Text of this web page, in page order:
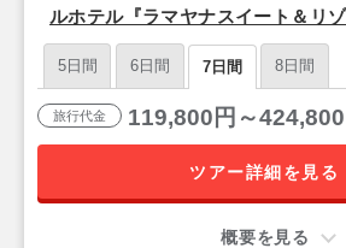
ルホテル『ラマヤナスイート＆リ
デラックス】』バリ島7日間
5日間 6日間 7日間 8日間
旅行代金 119,800円～424,800
ツアー詳細を見る
概要を見る